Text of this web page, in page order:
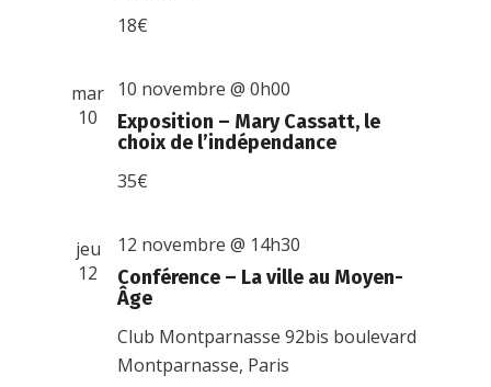
18€
mar
10
Exposition – Mary Cassatt, le
choix de l’indépendance
10 novembre @ 0h00
35€
jeu
12
Conférence – La ville au Moyen-
Âge
12 novembre @ 14h30
Club Montparnasse92bis boulevard
Montparnasse, Paris